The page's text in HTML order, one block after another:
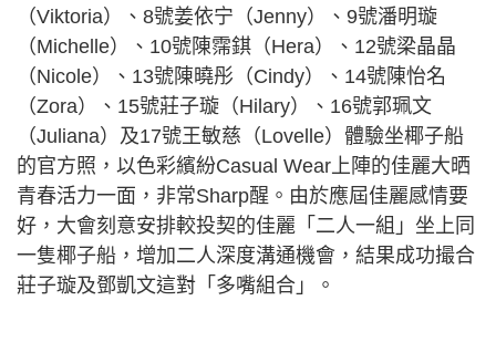
（Viktoria）、8號姜依宁（Jenny）、9號潘明璇
（Michelle）、10號陳霈錤（Hera）、12號梁晶晶
（Nicole）、13號陳曉彤（Cindy）、14號陳怡名
（Zora）、15號莊子璇（Hilary）、16號郭珮文
（Juliana）及17號王敏慈（Lovelle）體驗坐椰子船
的官方照，以色彩繽紛Casual Wear上陣的佳麗大晒
青春活力一面，非常Sharp醒。由於應屆佳麗感情要
好，大會刻意安排較投契的佳麗「二人一組」坐上同
一隻椰子船，增加二人深度溝通機會，結果成功撮合
莊子璇及鄧凱文這對「多嘴組合」。